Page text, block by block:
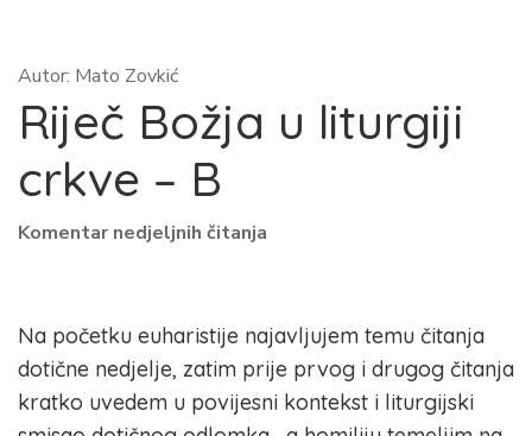
Autor: Mato Zovkić
Riječ Božja u liturgiji
crkve – B
Komentar nedjeljnih čitanja
Na početku euharistije najavljujem temu čitanja
dotične nedjelje, zatim prije prvog i drugog čitanja
kratko uvedem u povijesni kontekst i liturgijski